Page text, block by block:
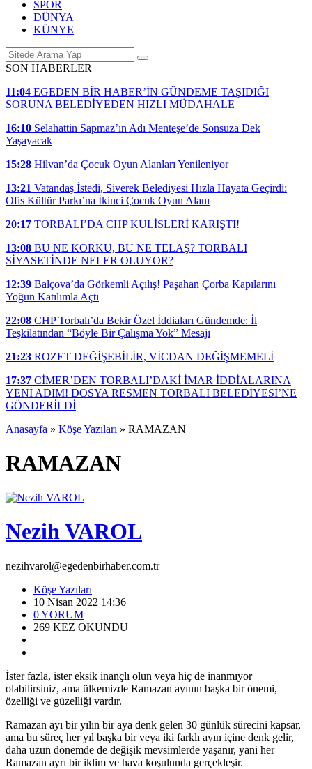
SPOR
DÜNYA
KÜNYE
SON HABERLER
11:04 EGEDEN BİR HABER’İN GÜNDEME TAŞIDIĞI
SORUNA BELEDİYEDEN HIZLI MÜDAHALE
16:10 Selahattin Sapmaz’ın Adı Menteşe’de Sonsuza Dek
Yaşayacak
15:28 Hilvan’da Çocuk Oyun Alanları Yenileniyor
13:21 Vatandaş İstedi, Siverek Belediyesi Hızla Hayata Geçirdi:
Ofis Kültür Parkı’na İkinci Çocuk Oyun Alanı
20:17 TORBALI’DA CHP KULİSLERİ KARIŞTI!
13:08 BU NE KORKU, BU NE TELAŞ? TORBALI
SİYASETİNDE NELER OLUYOR?
12:39 Balçova’da Görkemli Açılış! Paşahan Çorba Kapılarını
Yoğun Katılımla Açtı
22:08 CHP Torbalı’da Bekir Özel İddiaları Gündemde: İl
Teşkilatından “Böyle Bir Çalışma Yok” Mesajı
21:23 ROZET DEĞİŞEBİLİR, VİCDAN DEĞİŞMEMELİ
17:37 CİMER’DEN TORBALI’DAKİ İMAR İDDİALARINA
YENİ ADIM! DOSYA RESMEN TORBALI BELEDİYESİ’NE
GÖNDERİLDİ
Anasayfa » Köşe Yazıları » RAMAZAN
RAMAZAN
Nezih VAROL
nezihvarol@egedenbirhaber.com.tr
Köşe Yazıları
10 Nisan 2022 14:36
0YORUM
269 KEZ OKUNDU
İster fazla, ister eksik inançlı olun veya hiç de inanmıyor
olabilirsiniz, ama ülkemizde Ramazan ayının başka bir önemi,
özelliği ve güzelliği vardır.
Ramazan ayı bir yılın bir aya denk gelen 30 günlük sürecini kapsar,
ama bu süreç her yıl başka bir veya iki farklı ayın içine denk gelir,
daha uzun dönemde de değişik mevsimlerde yaşanır, yani her
Ramazan ayrı bir iklim ve hava koşulunda gerçekleşir.